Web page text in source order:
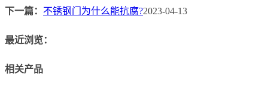
下一篇： 不锈钢门为什么能抗腐?2023-04-13
最近浏览：
相关产品